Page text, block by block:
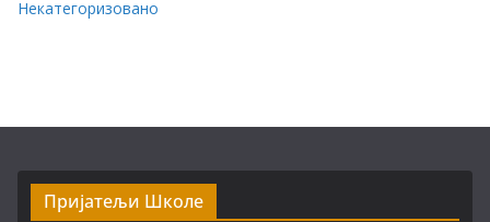
Некатегоризовано
Пријатељи Школе